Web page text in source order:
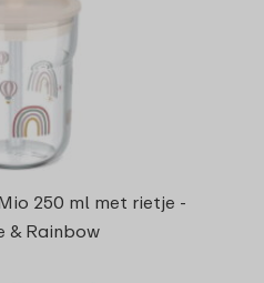
250 ml met rietje -
& Rainbow